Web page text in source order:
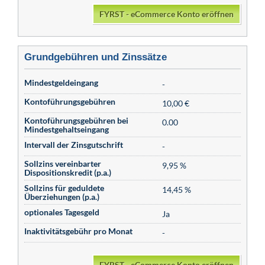
FYRST - eCommerce Konto eröffnen
Grundgebühren und Zinssätze
Mindestgeldeingang
-
Kontoführungsgebühren
10,00 €
Kontoführungsgebühren bei
Mindestgehaltseingang
0.00
Intervall der Zinsgutschrift
-
Sollzins vereinbarter
Dispositionskredit (p.a.)
9,95 %
Sollzins für geduldete
Überziehungen (p.a.)
14,45 %
optionales Tagesgeld
Ja
Inaktivitätsgebühr pro Monat
-